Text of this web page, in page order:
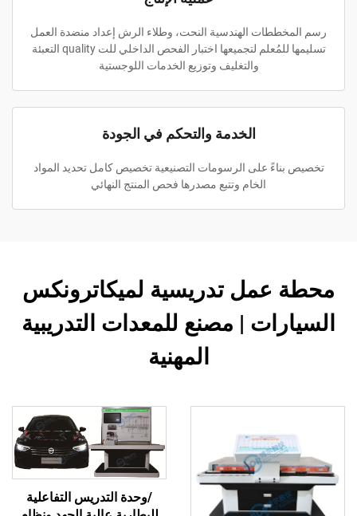
رسم المخططات الهندسية النحت، وطلاء الرش إعداد منضدة العمل
تسليمها للمُعلم لتجميعها اختبار الفحص الداخلي للت quality التعبئة
والتغليف وتوزيع الخدمات اللوجستية
الخدمة والتحكم في الجودة
تخصيص بناءً على الرسومات التصنيعية تخصيص كامل تحديد المواد
الخام وتتبع مصدرها فحص المنتج النهائي
محطة عمل تدريسية لميكاترونكس
السيارات | مصنع للمعدات التدريبية
المهنية
/وحدة التدريس التفاعلية